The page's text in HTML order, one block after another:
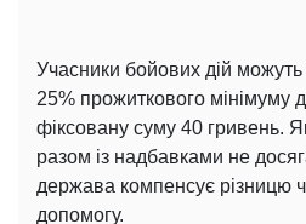
Учасники бойових дій
25% прожиткового мінімуму
фіксовану суму 40 гривень.
разом із надбавками не
держава компенсує різницю
допомогу.